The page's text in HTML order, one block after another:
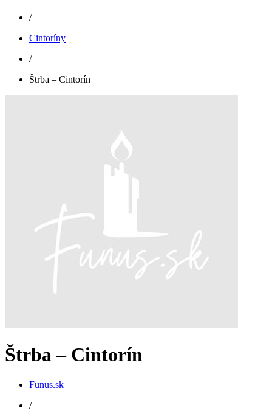
/
Cintoríny
/
Štrba – Cintorín
Štrba – Cintorín
Funus.sk
/